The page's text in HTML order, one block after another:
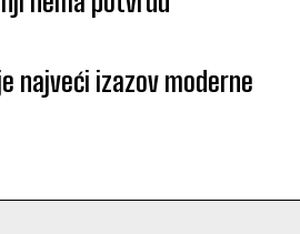
najveći izazov moderne